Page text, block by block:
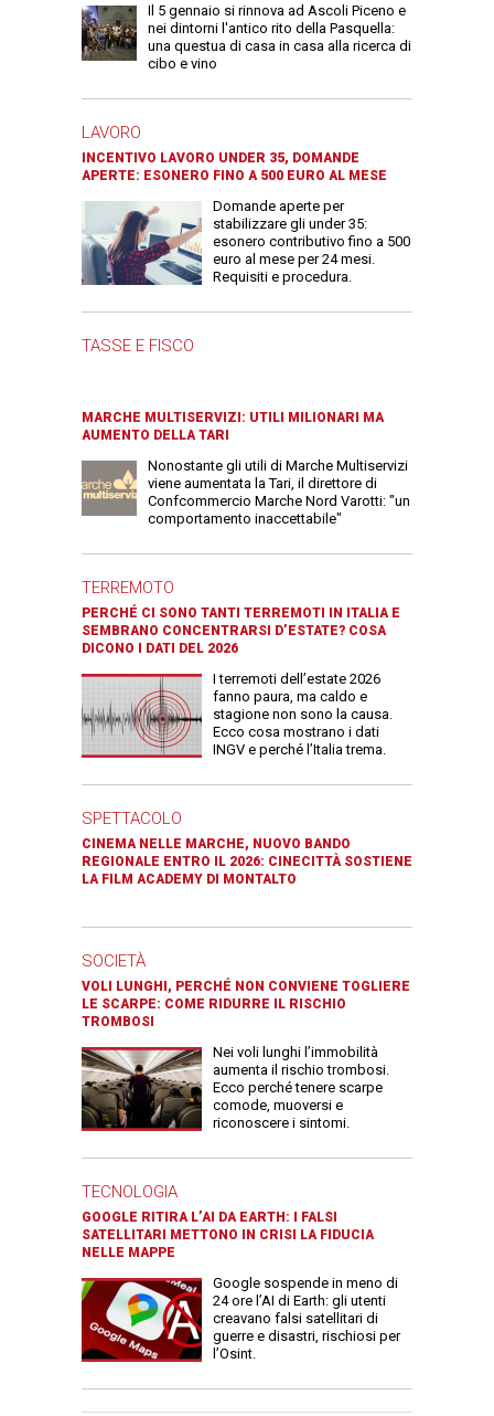
Il 5 gennaio si rinnova ad Ascoli Piceno e
nei dintorni l'antico rito della Pasquella:
una questua di casa in casa alla ricerca di
cibo e vino
LAVORO
INCENTIVO LAVORO UNDER 35, DOMANDE
APERTE: ESONERO FINO A 500 EURO AL MESE
Domande aperte per
stabilizzare gli under 35:
esonero contributivo fino a 500
euro al mese per 24 mesi.
Requisiti e procedura.
TASSE E FISCO
MARCHE MULTISERVIZI: UTILI MILIONARI MA
AUMENTO DELLA TARI
Nonostante gli utili di Marche Multiservizi
viene aumentata la Tari, il direttore di
Confcommercio Marche Nord Varotti: "un
comportamento inaccettabile"
TERREMOTO
PERCHÉ CI SONO TANTI TERREMOTI IN ITALIA E
SEMBRANO CONCENTRARSI D’ESTATE? COSA
DICONO I DATI DEL 2026
I terremoti dell’estate 2026
fanno paura, ma caldo e
stagione non sono la causa.
Ecco cosa mostrano i dati
INGV e perché l’Italia trema.
SPETTACOLO
CINEMA NELLE MARCHE, NUOVO BANDO
REGIONALE ENTRO IL 2026: CINECITTÀ SOSTIENE
LA FILM ACADEMY DI MONTALTO
SOCIETÀ
VOLI LUNGHI, PERCHÉ NON CONVIENE TOGLIERE
LE SCARPE: COME RIDURRE IL RISCHIO
TROMBOSI
Nei voli lunghi l’immobilità
aumenta il rischio trombosi.
Ecco perché tenere scarpe
comode, muoversi e
riconoscere i sintomi.
TECNOLOGIA
GOOGLE RITIRA L’AI DA EARTH: I FALSI
SATELLITARI METTONO IN CRISI LA FIDUCIA
NELLE MAPPE
Google sospende in meno di
24 ore l’AI di Earth: gli utenti
creavano falsi satellitari di
guerre e disastri, rischiosi per
l’Osint.